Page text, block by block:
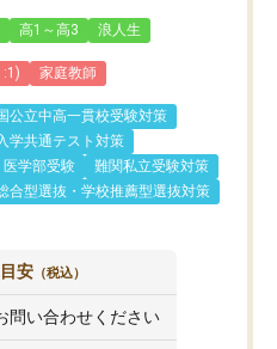
高1～高3 浪人生
家庭教師
公立中高一貫校受験対策
学共通テスト対策
医学部受験
難関私立受験対策
合型選抜・学校推薦型選抜対策
安 （税込）
問い合わせください